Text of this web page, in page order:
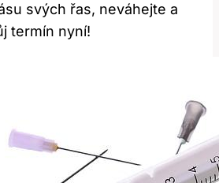
svých řas, neváhejte a
termín nyní!